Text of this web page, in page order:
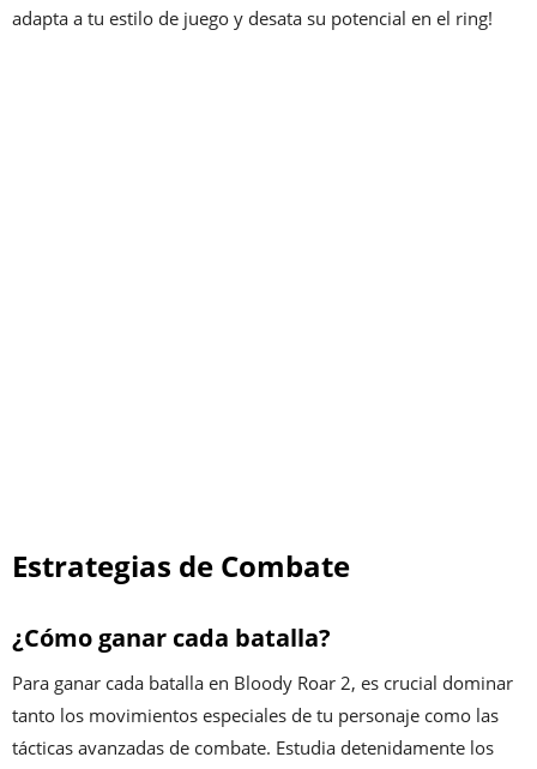
adapta a tu estilo de juego y desata su potencial en el ring!
Estrategias de Combate
¿Cómo ganar cada batalla?
Para ganar cada batalla en Bloody Roar 2, es crucial dominar
tanto los movimientos especiales de tu personaje como las
tácticas avanzadas de combate. Estudia detenidamente los